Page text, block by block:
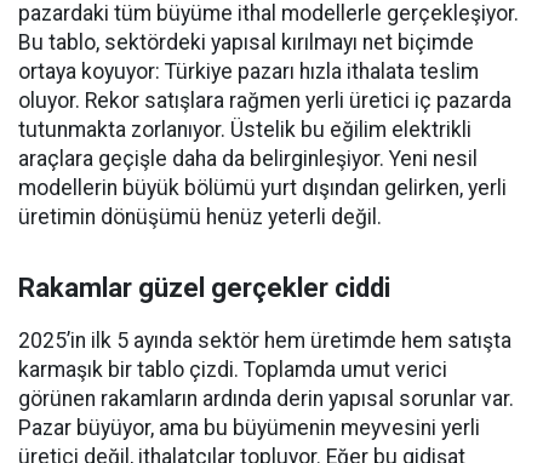
pazardaki tüm büyüme ithal modellerle gerçekleşiyor.
Bu tablo, sektördeki yapısal kırılmayı net biçimde
ortaya koyuyor: Türkiye pazarı hızla ithalata teslim
oluyor. Rekor satışlara rağmen yerli üretici iç pazarda
tutunmakta zorlanıyor. Üstelik bu eğilim elektrikli
araçlara geçişle daha da belirginleşiyor. Yeni nesil
modellerin büyük bölümü yurt dışından gelirken, yerli
üretimin dönüşümü henüz yeterli değil.
Rakamlar güzel gerçekler ciddi
2025’in ilk 5 ayında sektör hem üretimde hem satışta
karmaşık bir tablo çizdi. Toplamda umut verici
görünen rakamların ardında derin yapısal sorunlar var.
Pazar büyüyor, ama bu büyümenin meyvesini yerli
üretici değil, ithalatçılar topluyor. Eğer bu gidişat